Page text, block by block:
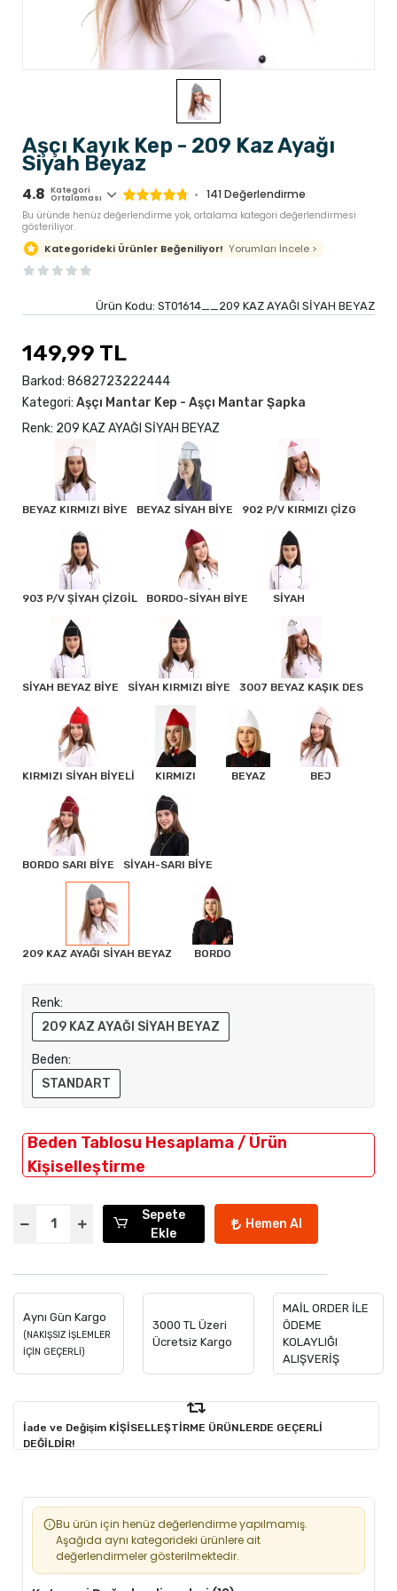
Aşçı Kayık Kep - 209 Kaz Ayağı
Siyah Beyaz
4.8 Kategori
Ortalaması 141 Değerlendirme
Bu üründe henüz değerlendirme yok, ortalama kategori değerlendirmesi
gösteriliyor.
Kategorideki Ürünler Beğeniliyor! Yorumları İncele >
Ürün Kodu: ST01614__209 KAZ AYAĞI SİYAH BEYAZ
149,99 TL
Barkod: 8682723222444
Kategori: Aşçı Mantar Kep - Aşçı Mantar Şapka
Renk: 209 KAZ AYAĞI SİYAH BEYAZ
BEYAZ KIRMIZI BİYE BEYAZ SİYAH BİYE 902 P/V KIRMIZI ÇİZG
903 P/V ŞİYAH ÇİZGİL BORDO-SİYAH BİYE SİYAH
SİYAH BEYAZ BİYE SİYAH KIRMIZI BİYE 3007 BEYAZ KAŞIK DES
KIRMIZI SİYAH BİYELİ KIRMIZI BEYAZ BEJ
BORDO SARI BİYE SİYAH-SARI BİYE
209 KAZ AYAĞI SİYAH BEYAZ BORDO
Renk:
209 KAZ AYAĞI SİYAH BEYAZ
Beden:
STANDART
Beden Tablosu Hesaplama / Ürün
Kişiselleştirme
Sepete
Ekle
Hemen Al
Aynı Gün Kargo
(NAKIŞSIZ İŞLEMLER
İÇİN GEÇERLİ)
3000 TL Üzeri
Ücretsiz Kargo
MAİL ORDER İLE
ÖDEME
KOLAYLIĞI
ALIŞVERİŞ
İade ve Değişim KİŞİSELLEŞTİRME ÜRÜNLERDE GEÇERLİ
DEĞİLDİR!
Bu ürün için henüz değerlendirme yapılmamış.
Aşağıda aynı kategorideki ürünlere ait
değerlendirmeler gösterilmektedir.